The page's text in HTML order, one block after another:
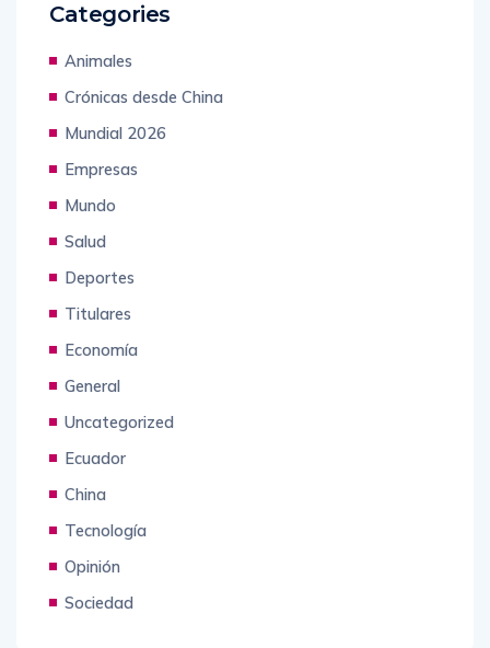
Categories
Animales
Crónicas desde China
Mundial 2026
Empresas
Mundo
Salud
Deportes
Titulares
Economía
General
Uncategorized
Ecuador
China
Tecnología
Opinión
Sociedad